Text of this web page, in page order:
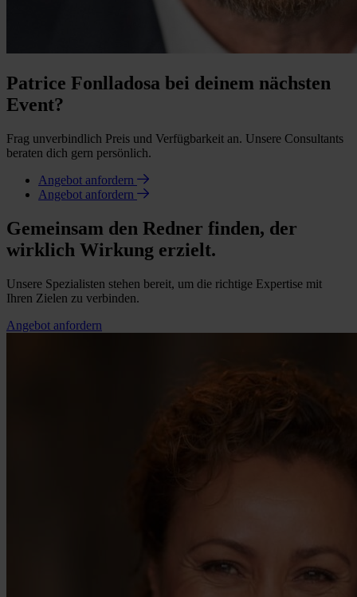
Patrice Fonlladosa bei deinem nächsten
Event?
Frag unverbindlich Preis und Verfügbarkeit an. Unsere Consultants
beraten dich gern persönlich.
Angebot anfordern
Angebot anfordern
Gemeinsam den Redner finden, der
wirklich Wirkung erzielt.
Unsere Spezialisten stehen bereit, um die richtige Expertise mit
Ihren Zielen zu verbinden.
Angebot anfordern